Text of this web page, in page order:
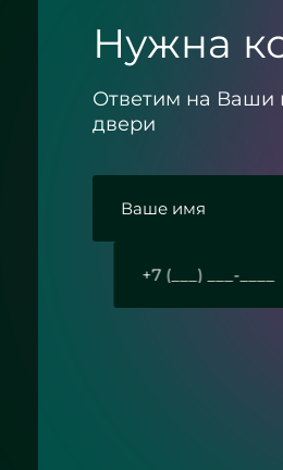
Нужна
Ответим на Ваши
двери